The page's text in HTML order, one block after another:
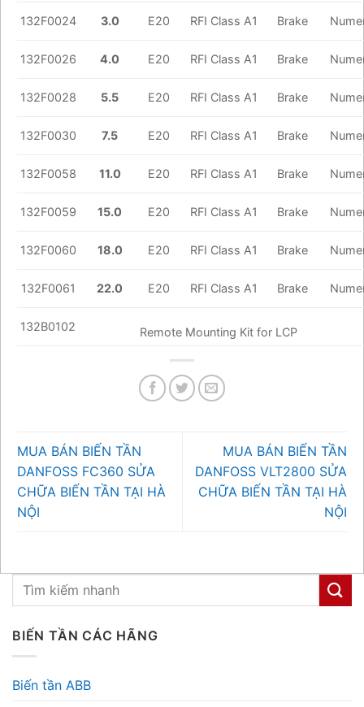
BIẾN TẦN CÁC HÃNG
Biến tần ABB
132F0024 3.0 E20 RFI Class A1 Brake
132F0026 4.0 E20 RFI Class A1 Brake
132F0028 5.5 E20 RFI Class A1 Brake
132F0030 7.5 E20 RFI Class A1 Brake
132F0058 11.0 E20 RFI Class A1 Brake
132F0059 15.0 E20 RFI Class A1 Brake
132F0060 18.0 E20 RFI Class A1 Brake
132F0061 22.0 E20 RFI Class A1 Brake
132B0102 Remote Mounting Kit for LCP
MUA BÁN BIẾN TẦN
DANFOSS FC360 SỬA
CHỮA BIẾN TẦN TẠI HÀ
NỘI
MUA BÁN BIẾN TẦN
DANFOSS VLT2800 SỬA
CHỮA BIẾN TẦN TẠI HÀ
NỘI